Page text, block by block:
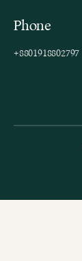
Phone
+8801918802797